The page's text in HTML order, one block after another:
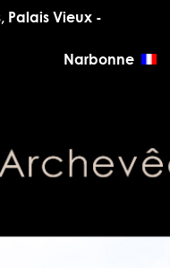
Palais Vieux -
Narbonne